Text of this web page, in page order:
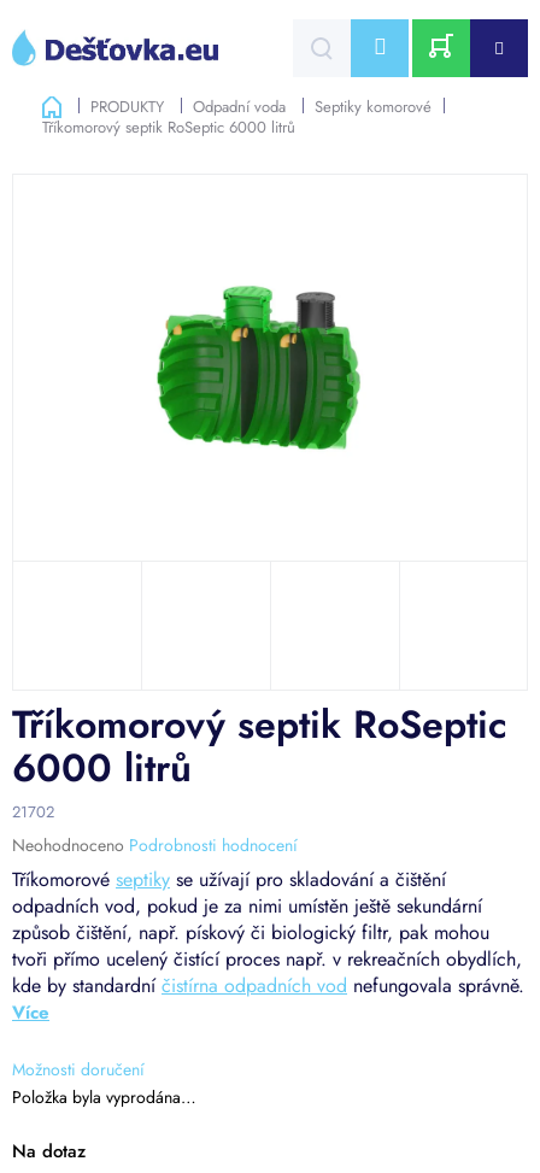
obsah
CZK
NÁKUPNÍ
DomůPRODUKTY Odpadní voda
Septiky komorové
Tříkomorový septik RoSeptic 6000 litrů
Možnosti doručení
Položka byla vyprodána…
Tříkomorové septiky se užívají pro skladování a čištění
odpadních vod, pokud je za nimi umístěn ještě sekundární
způsob čištění, např. pískový či biologický filtr, pak mohou
tvoři přímo ucelený čistící proces např. v rekreačních obydlích,
kde by standardníčistírna odpadních vod nefungovala správně.
Tříkomorový septik RoSeptic
6000 litrů
21702
Průměrné
hodnocení
produktu
je
0,0
z
5
hvězdiček.
Neohodnoceno Podrobnosti hodnocení
Na dotaz